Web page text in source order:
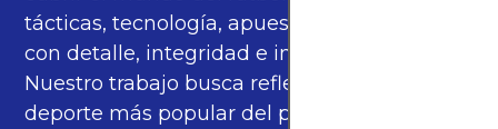
tácticas, tecnología, apuestas y cultura—
con detalle, integridad e imparcialidad.
Nuestro trabajo busca reflejar la pasión del
deporte más popular del planeta con una